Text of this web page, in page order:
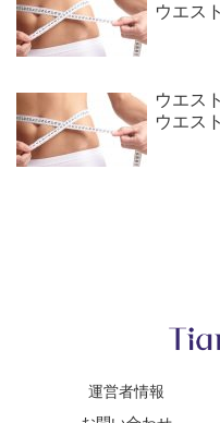
ウエス
ウエス
ウエス
運営者情報